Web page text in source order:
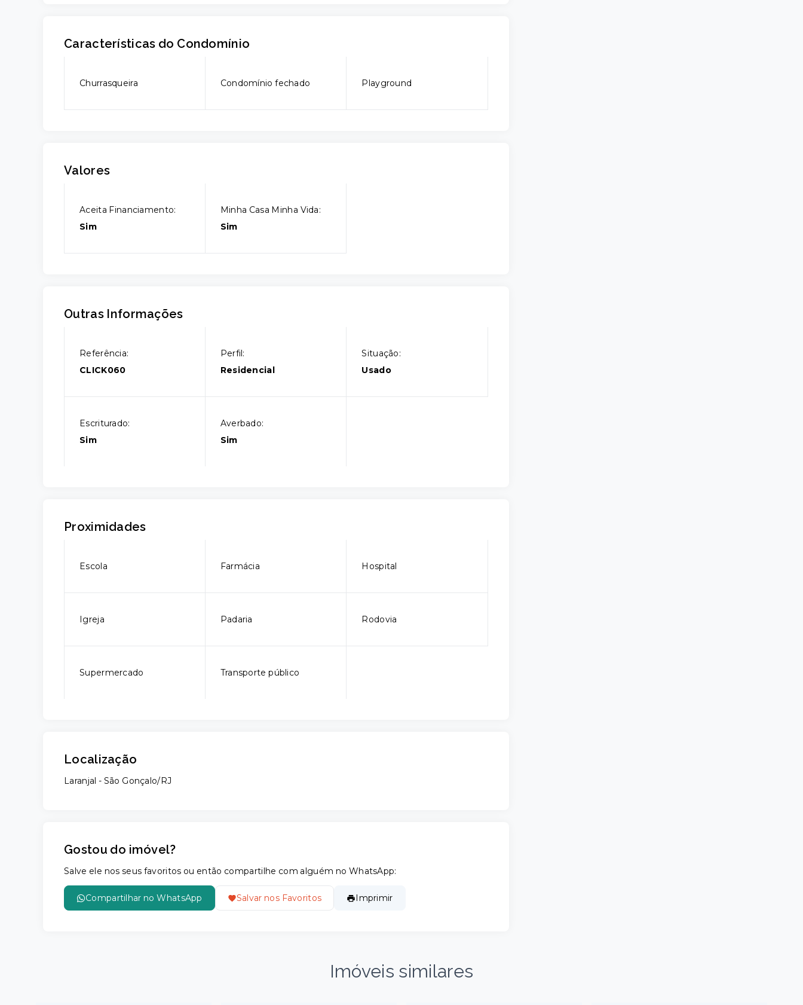
Características do Condomínio
Churrasqueira Condomínio fechado Playground
Valores
Aceita Financiamento:
Sim
Minha Casa Minha Vida:
Sim
Outras Informações
Referência:
CLICK060
Perfil:
Residencial
Situação:
Usado
Escriturado:
Sim
Averbado:
Sim
Proximidades
Escola Farmácia Hospital
Igreja Padaria Rodovia
Supermercado Transporte público
Localização
Laranjal - São Gonçalo/RJ
Gostou do imóvel?
Salve ele nos seus favoritos ou então compartilhe com alguém no WhatsApp:
Compartilhar no WhatsApp Salvar nos Favoritos Imprimir
Imóveis similares